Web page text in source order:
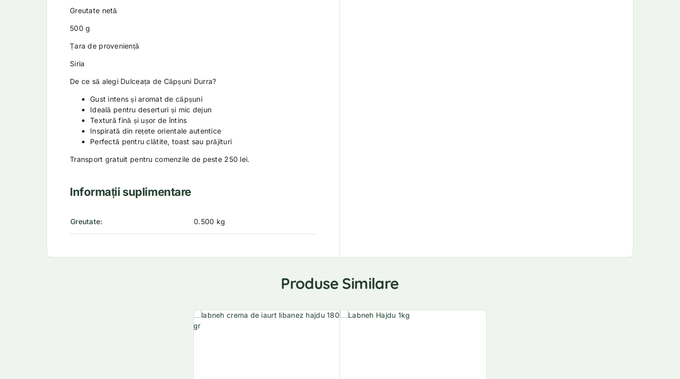
Greutate netă
500 g
Țara de proveniență
Siria
De ce să alegi Dulceața de Căpșuni Durra?
Gust intens și aromat de căpșuni
Ideală pentru deserturi și mic dejun
Textură fină și ușor de întins
Inspirată din rețete orientale autentice
Perfectă pentru clătite, toast sau prăjituri
Transport gratuit pentru comenzile de peste 250 lei.
Informații suplimentare
Greutate 0.500 kg
Produse Similare